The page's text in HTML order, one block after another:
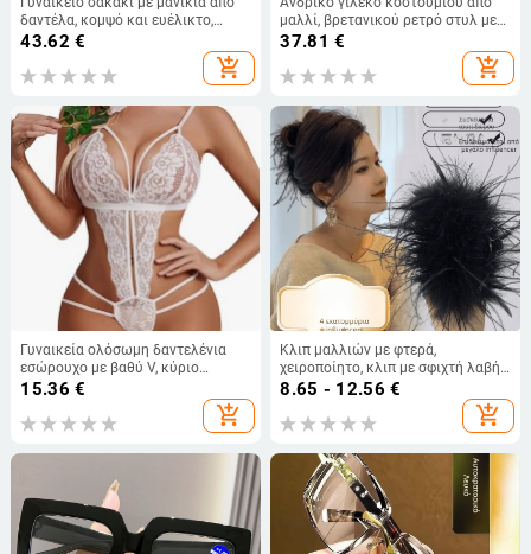
δαντέλα, κομψό και ευέλικτο,
μονόχρωμο, σε μεγάλο μέγεθος,
43.62 €
add_shopping_cart
μαλλί, βρετανικού ρετρό στυλ με
σχέδιο ψαροκόκαλο, εφαρμοστό
37.81 €
add_shopping_cart
Γυναικεία ολόσωμη δαντελένια
εσώρουχο με βαθύ V, κύριο
ύφασμα νάιλον, λεπτό ύφασμα,
κυκλοφορία καλοκαίρι 2024
15.36 €
add_shopping_cart
Κλιπ μαλλιών με φτερά,
χειροποίητο, κλιπ με σφιχτή λαβή,
ενθέτης από κράμα βολφραμίου,
8.65 - 12.56 €
add_shopping_cart